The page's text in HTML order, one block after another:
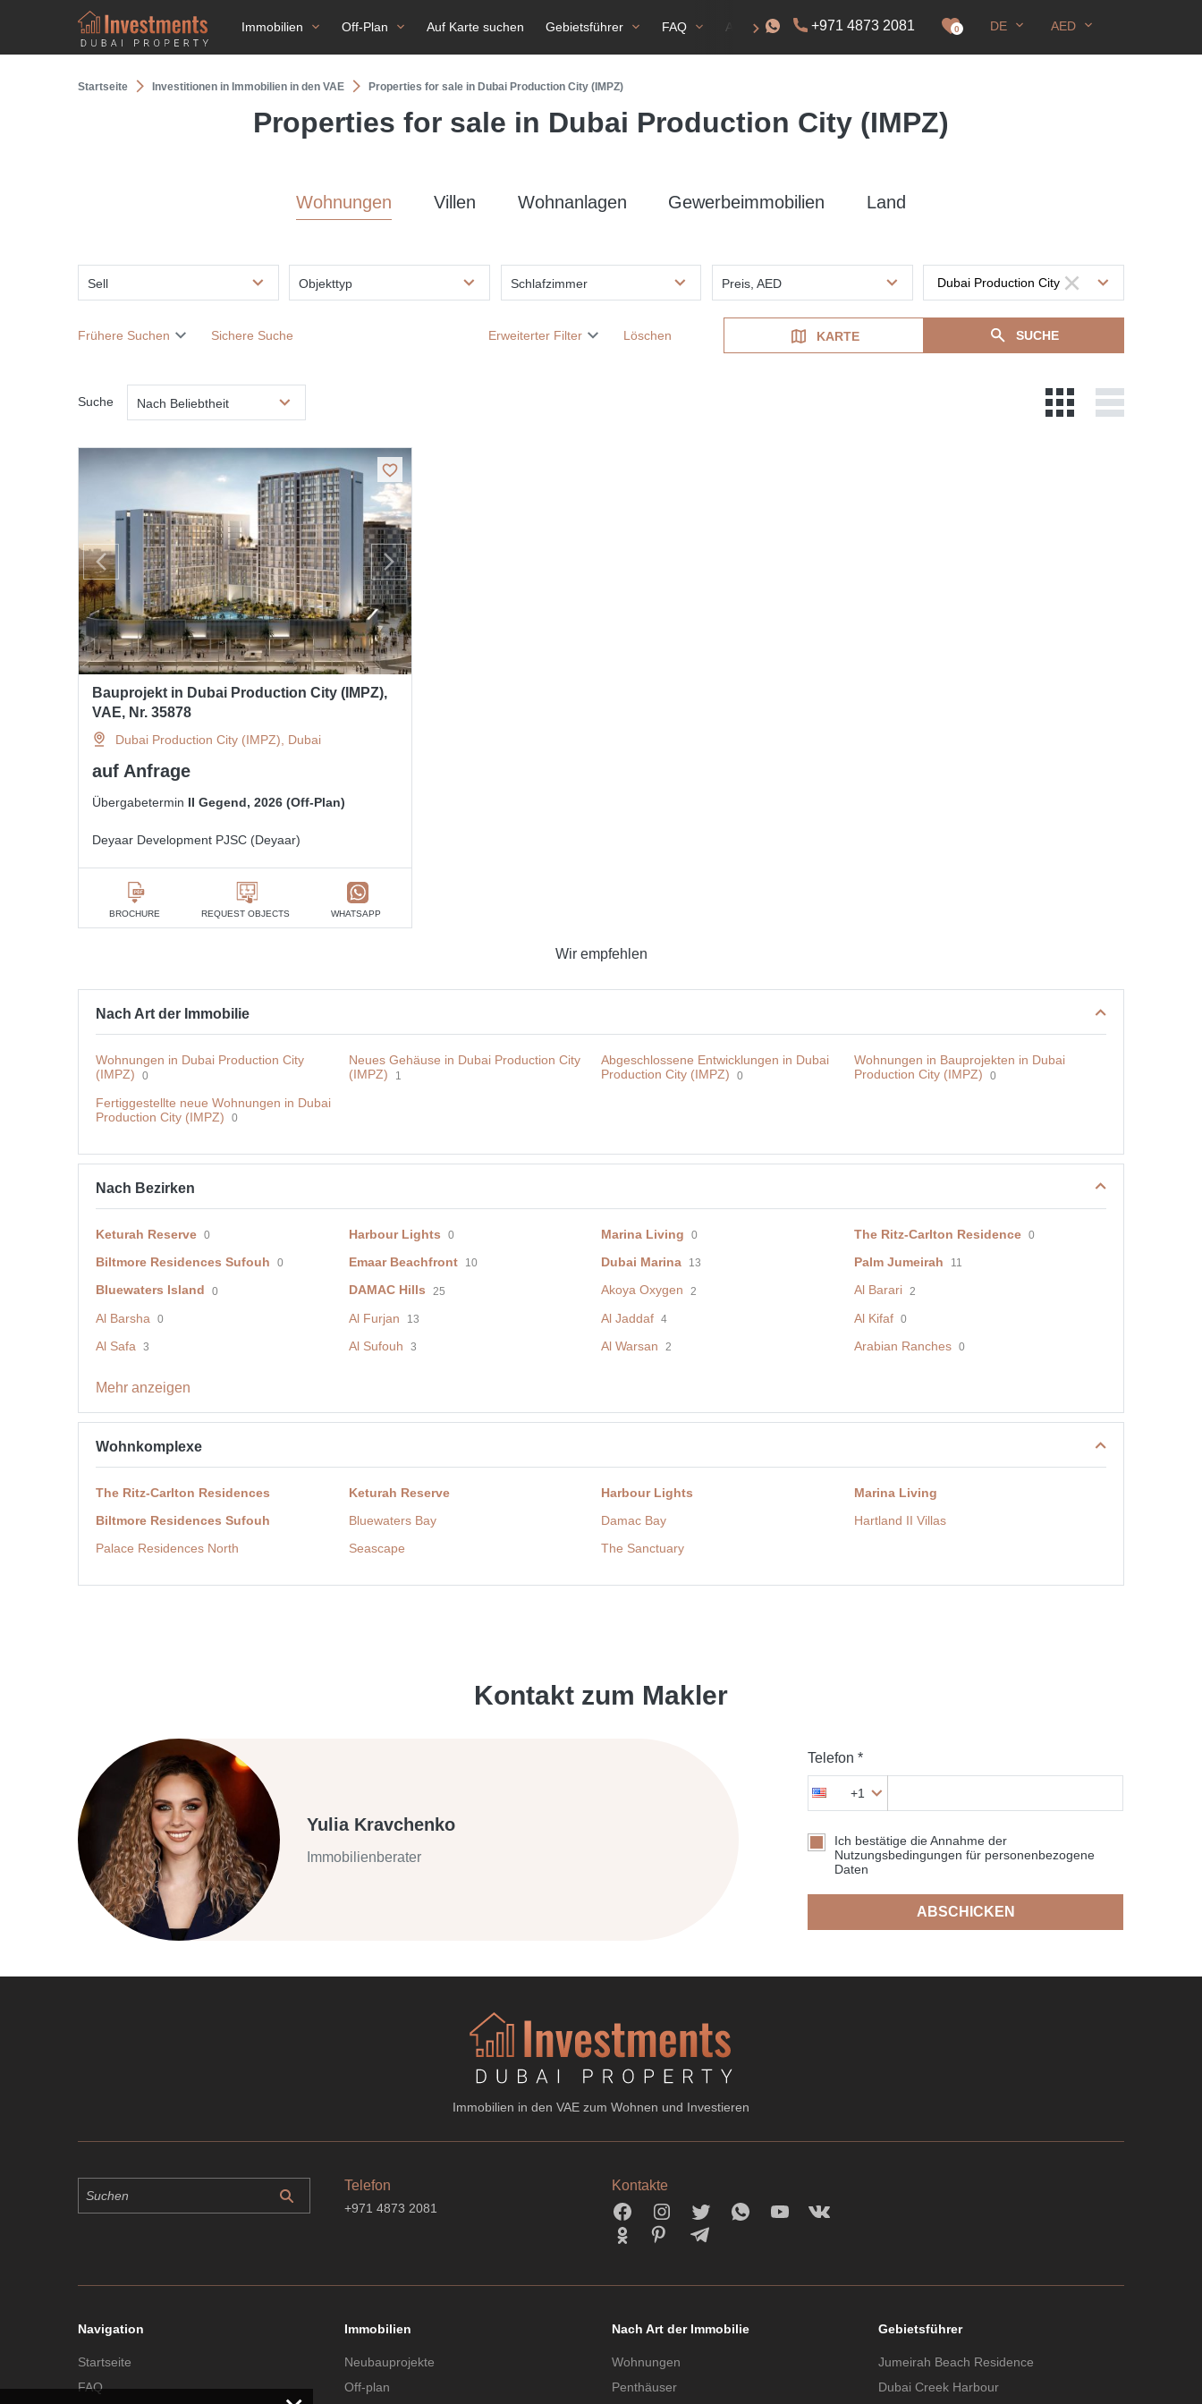
Immobilien Off-Plan Auf Karte suchen Gebietsführer FAQ Aufenthaltsgenehmigung
+971 4873 2081 0 DE AED
Startseite Investitionen in Immobilien in den VAE Properties for sale in Dubai Production City (IMPZ)
Properties for sale in Dubai Production City (IMPZ)
Wohnungen Villen Wohnanlagen Gewerbeimmobilien Land
Sell Objekttyp Schlafzimmer Preis, AED
Frühere Suchen Sichere Suche Erweiterter Filter Löschen KARTE SUCHE
Suche Nach Beliebtheit
Bauprojekt in Dubai Production City (IMPZ),
VAE, Nr. 35878
Dubai Production City (IMPZ), Dubai
auf Anfrage
Übergabetermin II Gegend, 2026 (Off-Plan)
Deyaar Development PJSC (Deyaar)
BROCHURE REQUEST OBJECTS WHATSAPP
Wir empfehlen
Nach Art der Immobilie
Wohnungen in Dubai Production City
(IMPZ)
0
Neues Gehäuse in Dubai Production City
(IMPZ)
1
Abgeschlossene Entwicklungen in Dubai
Production City (IMPZ)
0
Wohnungen in Bauprojekten in Dubai
Production City (IMPZ)
0
Fertiggestellte neue Wohnungen in Dubai
Production City (IMPZ)
0
Nach Bezirken
Keturah Reserve 0 Harbour Lights 0 Marina Living 0 The Ritz-Carlton Residence 0
Biltmore Residences Sufouh 0 Emaar Beachfront 10 Dubai Marina 13 Palm Jumeirah 11
Bluewaters Island 0 DAMAC Hills 25 Akoya Oxygen 2 Al Barari 2
Al Barsha 0 Al Furjan 13 Al Jaddaf 4 Al Kifaf 0
Al Safa 3 Al Sufouh 3 Al Warsan 2 Arabian Ranches 0
Mehr anzeigen
Wohnkomplexe
The Ritz-Carlton Residences Keturah Reserve Harbour Lights
Marina Living
Biltmore Residences Sufouh
Bluewaters Bay Damac Bay
Hartland II Villas
Palace Residences North
Seascape The Sanctuary
Kontakt zum Makler
Yulia Kravchenko
Immobilienberater
Telefon *
+1
Ich bestätige die Annahme der
Nutzungsbedingungen für personenbezogene
Daten
ABSCHICKEN
Immobilien in den VAE zum Wohnen und Investieren
Telefon
+971 4873 2081
Kontakte
Navigation
Startseite
FAQ
Immobilien
Neubauprojekte
Off-plan
Nach Art der Immobilie
Wohnungen
Penthäuser
Gebietsführer
Jumeirah Beach Residence
Dubai Creek Harbour